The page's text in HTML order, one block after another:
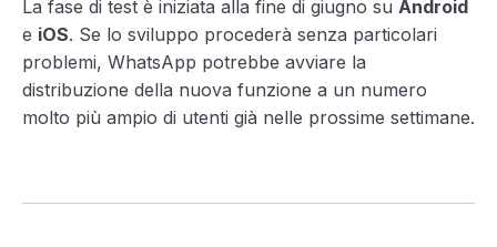
La fase di test è iniziata alla fine di giugno su Android
e iOS. Se lo sviluppo procederà senza particolari
problemi, WhatsApp potrebbe avviare la
distribuzione della nuova funzione a un numero
molto più ampio di utenti già nelle prossime settimane.